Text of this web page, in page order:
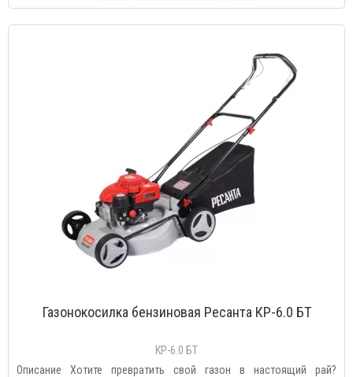
Газонокосилка бензиновая Ресанта КР-6.0 БТ
КР-6.0 БТ
Описание Хотите превратить свой газон в настоящий рай?